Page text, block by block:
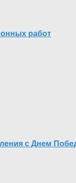
работ
с Днем